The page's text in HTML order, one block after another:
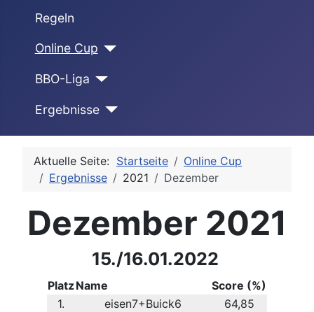
Regeln
Online Cup
BBO-Liga
Ergebnisse
Aktuelle Seite: Startseite
Online Cup
Ergebnisse
2021 Dezember
Dezember 2021
15./16.01.2022
PlatzName
Score (%)
1.
eisen7+Buick6
64,85